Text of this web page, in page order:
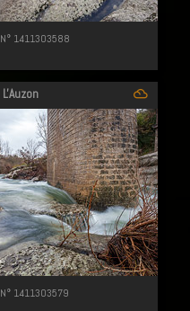
N° 1411303588
filter_drama
L'Auzon
N° 1411303579